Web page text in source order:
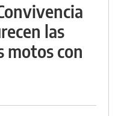
las
motos con